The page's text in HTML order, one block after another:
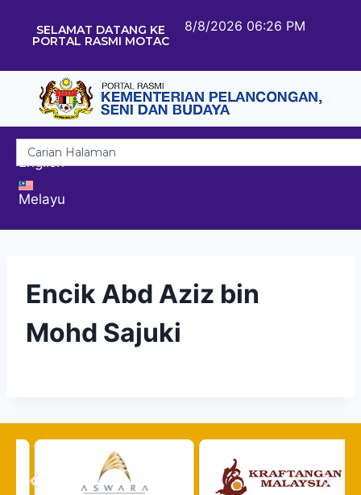
SELAMAT DATANG KE
PORTAL RASMI MOTAC
8/8/2026 06:26 PM
English
Melayu
Encik Abd Aziz bin
Mohd Sajuki